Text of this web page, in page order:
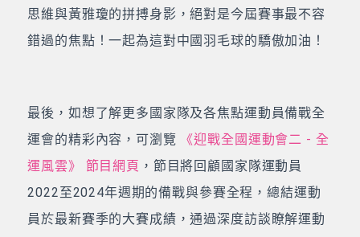
思維與黃雅瓊的拼搏身影，絕對是今屆賽事最不容
錯過的焦點！一起為這對中國羽毛球的驕傲加油！
最後，如想了解更多國家隊及各焦點運動員備戰全
運會的精彩內容，可瀏覽 《迎戰全國運動會二 - 全
運風雲》 節目網頁 ，節目將回顧國家隊運動員
2022至2024年週期的備戰與參賽全程，總結運動
員於最新賽季的大賽成績，通過深度訪談瞭解運動